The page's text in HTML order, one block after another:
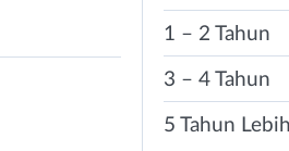
1 – 2 Tahun
3 – 4 Tahun
5 Tahun Lebih